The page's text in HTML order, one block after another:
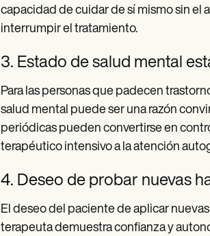
capacidad de cuidar de sí mismo sin el
interrumpir el tratamiento.
3. Estado de salud mental
Para las personas que padecen
salud mental puede ser una razón
periódicas pueden convertirse en
terapéutico intensivo a la atención
4. Deseo de probar nuevas
El deseo del paciente de aplicar
terapeuta demuestra confianza y